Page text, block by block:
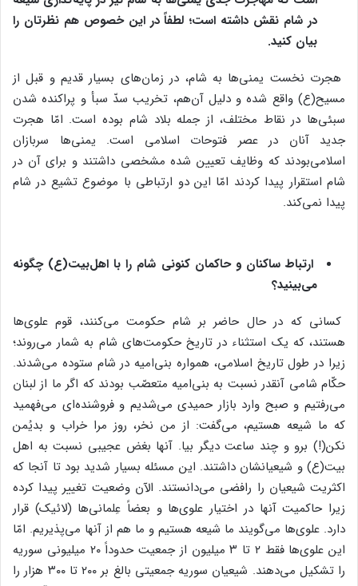
در شام نقش داشته است؛ لطفاً در این خصوص هم نظرتان را
بیان کنید.
هجرت نخست یمنی‌ها به شام، در زمان‌های بسیار قدیم و قبل از
مسیح(ع) واقع شده و دلیل آن‌هم، تخریب سدّ سبأ و پراکنده شدن
سبئی‌ها در نقاط مختلف، از جمله بلاد شام بوده است. امّا هجرت
جدید آنان در عصر فتوحات اسلامی است. یمنی‌ها سربازان
اسلامی‌بودند که وظایف تعیین شده مشخصی داشتند و برای آن در
شام استقرار پیدا کردند امّا این دو ارتباطی با موضوع تشیع در شام
پیدا نمی‌کند.
ارتباط ساکنان و حاکمان کنونی شام را با اهل‌بیت(ع) چگونه
می‌بینید؟
کسانی که در حال حاضر بر شام حکومت می‌کنند، قوم علوی‌ها
هستند، که یک استثناء در تاریخ حکومت‌های شام به شمار می‌روند؛
زیرا در طول تاریخ اسلامی، همواره بنی‌امیه در شام ستوده می‌شدند.
حکّام شامی آنقدر نسبت به بنی‌امیه متعصّب بودند که اگر ما از لبنان
می‌رفتیم و صبح وارد بازار حمیدی می‌شدیم و فروشنده‌ای می‌فهمید
که ما شیعه هستیم، می‌گفت: از من نخر، روز مرا خراب و بدیُمن
نکن(!) برو و چند ساعت دیگر بیا. آنها بغض عجیبی نسبت به اهل
بیت(ع) و شیعیانشان داشتند. این مسئله بسیار شدید بود تا آنجا که
اکثریت شیعیان را رافضی می‌دانستند. الآن وضعیت تغییر پیدا کرده
زیرا حاکمیت آنها در اختیار علوی‌ها و بعضاً عِلمانی‌ها (لائیک) قرار
دارد. علوی‌ها می‌گویند ما شیعه هستیم و ما هم از آنها می‌پذیریم. امّا
این علوی‌ها فقط ۲ تا ۳ میلیون از جمعیت حدوداً ۲۰ میلیونی سوریه
را تشکیل می‌دهند. شیعیان سوریه جمعیتی بالغ بر ۲۰۰ تا ۳۰۰ هزار را